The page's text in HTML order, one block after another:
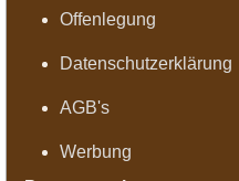
Offenlegung
Datenschutzerklärung
AGB's
Werbung